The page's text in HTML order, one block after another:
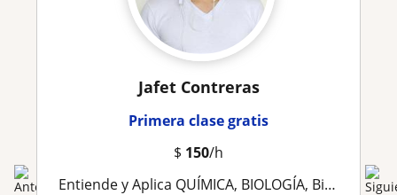
Jafet Contreras
Primera clase gratis
$ 150/h
Entiende y Aplica QUÍMICA, BIOLOGÍA, Bioquímica, Química Orgánica, Analítica, Enzimatica, Inmunología y Genetica con Ing. en Biotecnología